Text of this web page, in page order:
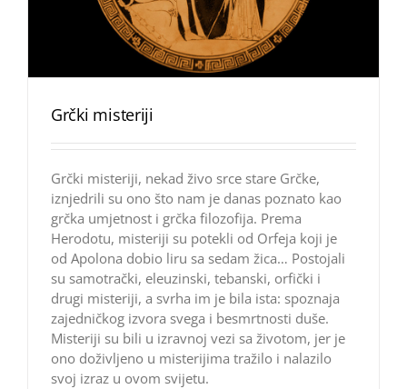
Grčki misteriji
Grčki misteriji, nekad živo srce stare Grčke,
iznjedrili su ono što nam je danas poznato kao
grčka umjetnost i grčka filozofija. Prema
Herodotu, misteriji su potekli od Orfeja koji je
od Apolona dobio liru sa sedam žica… Postojali
su samotrački, eleuzinski, tebanski, orfički i
drugi misteriji, a svrha im je bila ista: spoznaja
zajedničkog izvora svega i besmrtnosti duše.
Misteriji su bili u izravnoj vezi sa životom, jer je
ono doživljeno u misterijima tražilo i nalazilo
svoj izraz u ovom svijetu.